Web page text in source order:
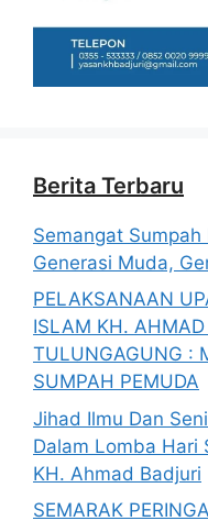
Berita Terbaru
Semangat
Generasi Muda,
PELAKSANAAN
ISLAM KH.
TULUNGAGUNG :
SUMPAH PEMUDA
Jihad Ilmu Dan
Dalam Lomba Hari
KH. Ahmad Badjuri
SEMARAK